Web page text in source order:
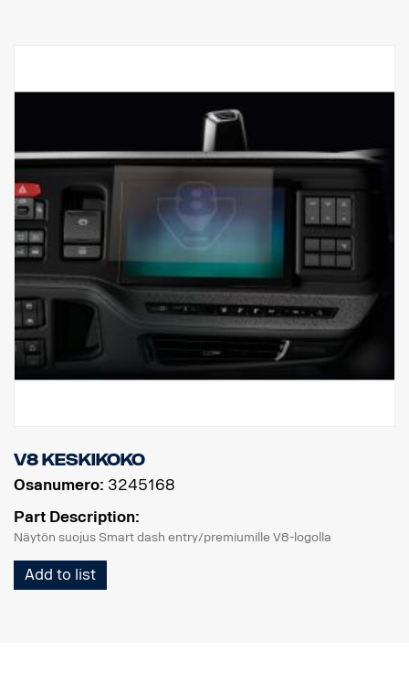
V8 keskikoko
Osanumero: 3245168
Part Description:
Näytön suojus Smart dash entry/premiumille V8-logolla
Add to list